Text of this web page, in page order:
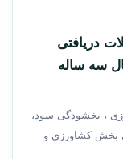
دریافتی
سه ساله
، بخشودگی سود،
بخش کشاورزی و